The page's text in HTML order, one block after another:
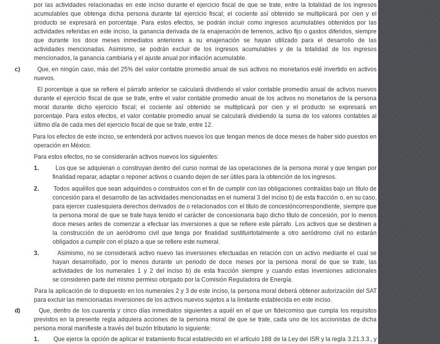
por las actividades relacionadas en este inciso durante el ejercicio fiscal de que se trate, entre la totalidad de los ingresos
acumulables que obtenga dicha persona durante tal ejercicio fiscal; el cociente así obtenido se multiplicará por cien y el
producto se expresará en porcentaje. Para estos efectos, se podrán incluir como ingresos acumulables obtenidos por las
actividades referidas en este inciso, la ganancia derivada de la enajenación de terrenos, activo fijo o gastos diferidos, siempre
que durante los doce meses inmediatos anteriores a su enajenación se hayan utilizado para el desarrollo de las
actividades mencionadas. Asimismo, se podrán excluir de los ingresos acumulables y de la totalidad de los ingresos
mencionados, la ganancia cambiaria y el ajuste anual por inflación acumulable.
c)
Que, en ningún caso, más del 25% del valor contable promedio anual de sus activos no monetarios esté invertido en activos
nuevos.
El porcentaje a que se refiere el párrafo anterior se calculará dividiendo el valor contable promedio anual de activos nuevos
durante el ejercicio fiscal de que se trate, entre el valor contable promedio anual de los activos no monetarios de la persona
moral durante dicho ejercicio fiscal; el cociente así obtenido se multiplicará por cien y el producto se expresará en
porcentaje. Para estos efectos, el valor contable promedio anual se calculará dividiendo la suma de los valores contables al
último día de cada mes del ejercicio fiscal de que se trate, entre 12.
Para los efectos de este inciso, se entenderá por activos nuevos los que tengan menos de doce meses de haber sido puestos en
operación en México.
Para estos efectos, no se considerarán activos nuevos los siguientes:
1.
Los que se adquieran o construyan dentro del curso normal de las operaciones de la persona moral y que tengan por
finalidad reparar, adaptar o reponer activos o cuando dejen de ser útiles para la obtención de los ingresos.
2.
Todos aquéllos que sean adquiridos o construidos con el fin de cumplir con las obligaciones contraídas bajo un título de
concesión para el desarrollo de las actividades mencionadas en el numeral 3 del inciso b) de esta fracción o, en su caso,
para ejercer cualesquiera derechos derivados de o relacionados con el título de concesióncorrespondiente, siempre que
la persona moral de que se trate haya tenido el carácter de concesionaria bajo dicho título de concesión, por lo menos
doce meses antes de comenzar a efectuar las inversiones a que se refiere este párrafo. Los activos que se destinen a
la construcción de un aeródromo civil que tenga por finalidad sustituirtotalmente a otro aeródromo civil no estarán
obligados a cumplir con el plazo a que se refiere este numeral.
3.
Asimismo, no se considerará activo nuevo las inversiones efectuadas en relación con un activo mediante el cual se
hayan desarrollado, por lo menos durante un periodo de doce meses por la persona moral de que se trate, las
actividades de los numerales 1 y 2 del inciso b) de esta fracción siempre y cuando estas inversiones adicionales
se consideren parte del mismo permiso otorgado por la Comisión Reguladora de Energía.
Para la aplicación de lo dispuesto en los numerales 2 y 3 de este inciso, la persona moral deberá obtener autorización del SAT
para excluir las mencionadas inversiones de los activos nuevos sujetos a la limitante establecida en este inciso.
d)
Que, dentro de los cuarenta y cinco días inmediatos siguientes a aquél en el que un fideicomiso que cumpla los requisitos
previstos en la presente regla adquiera acciones de la persona moral de que se trate, cada uno de los accionistas de dicha
persona moral manifieste a través del buzón tributario lo siguiente:
1.
Que ejerce la opción de aplicar el tratamiento fiscal establecido en el artículo 188 de la Ley del ISR y la regla 3.21.3.3., y